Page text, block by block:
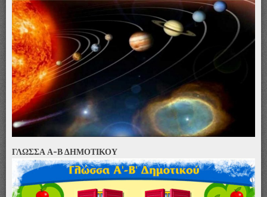
ΓΛΩΣΣΑ Α-Β ΔΗΜΟΤΙΚΟΥ